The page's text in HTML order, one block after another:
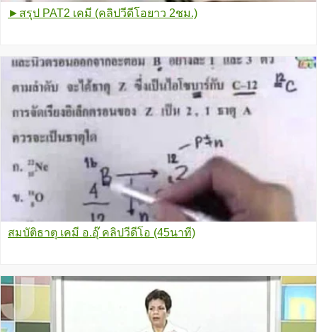
►สรุป PAT2 เคมี (คลิปวีดีโอยาว 2ชม.)
สมบัติธาตุ เคมี อ.อุ๊ คลิปวีดีโอ (45นาที)